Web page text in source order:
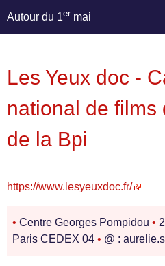
Autour du 1er mai
Les Yeux doc -
national de films
de la Bpi
https://www.lesyeuxdoc.fr/
• Centre Georges Pompidou •
Paris CEDEX 04 • @ :